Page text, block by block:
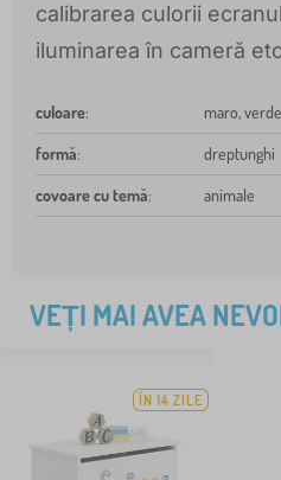
calibrarea culorii
iluminarea în cameră
culoare: maro,
formă: dreptunghi
covoare cu temă: animale
VEȚI MAI AVEA
ÎN 14 ZILE